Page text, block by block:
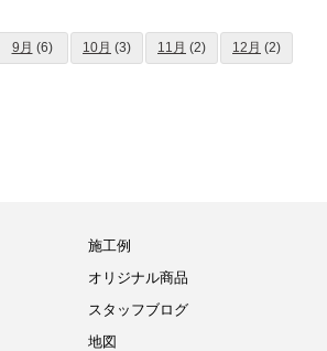
9月 (6) 10月 (3) 11月 (2) 12月 (2)
施工例
オリジナル商品
スタッフブログ
地図